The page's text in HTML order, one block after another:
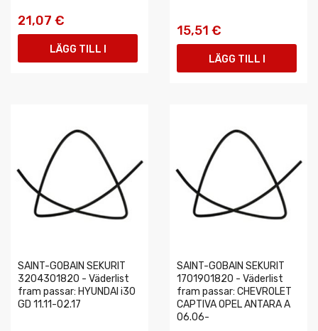
21,07 €
LÄGG TILL I
15,51 €
LÄGG TILL I
SAINT-GOBAIN SEKURIT
3204301820 - Väderlist
fram passar: HYUNDAI i30
GD 11.11-02.17
SAINT-GOBAIN SEKURIT
1701901820 - Väderlist
fram passar: CHEVROLET
CAPTIVA OPEL ANTARA A
06.06-